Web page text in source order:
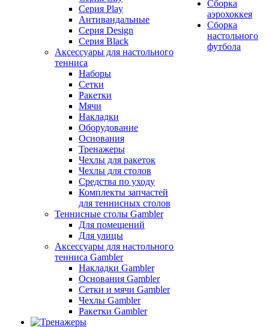
Серия Play
Антивандальные
Серия Design
Серия Black
Аксессуары для настольного
тенниса
Наборы
Сетки
Ракетки
Мячи
Накладки
Оборудование
Основания
Тренажеры
Чехлы для ракеток
Чехлы для столов
Средства по уходу
Комплекты запчастей
для теннисных столов
Теннисные столы Gambler
Для помещений
Для улицы
Аксессуары для настольного
тенниса Gambler
Накладки Gambler
Основания Gambler
Сетки и мячи Gambler
Чехлы Gambler
Ракетки Gambler
Сборка
аэрохоккея
Сборка
настольного
футбола